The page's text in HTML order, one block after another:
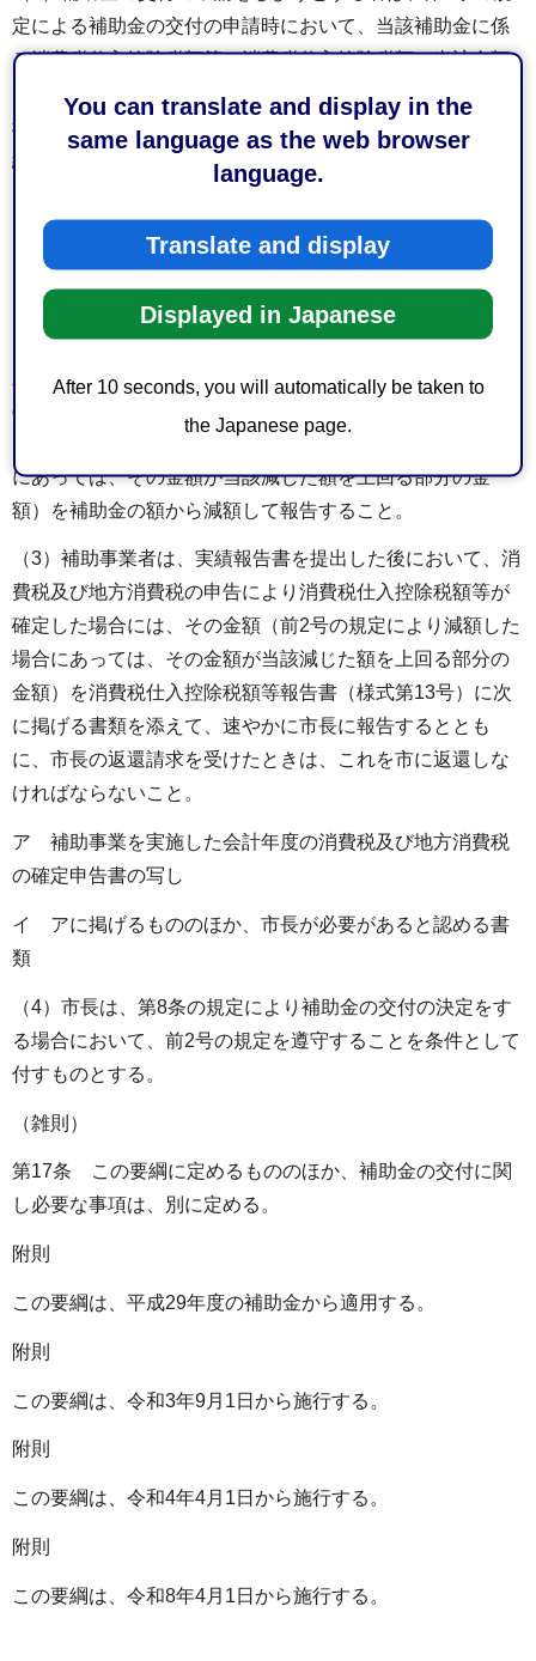
You can translate and display in the
same language as the web browser
language.
Translate and display
Displayed in Japanese
After 10 seconds, you will automatically be taken to
the Japanese page.
定による補助金の交付の申請時において、当該補助金に係
る消費税仕入控除税額等（消費税仕入控除税額と当該金額
に地方税法（昭和25年法律第226号）に規定する地方消費
税の税率を乗じて得た額の合計額に補助金の額を補助対象
経費で除して得た率を乗じて得た金額をいう。以下同
じ。）がある場合には、これを補助金所要額から減額して
申請すること。ただし、消費税仕入控除税額等が明らかで
ない場合は、この限りでない。
（2）補助事業者は、第12条の規定による実績報告書（以下
「実績報告書」という。）を提出するに当たり、消費税仕
入控除税額等が明らかになった場合には、その金額（前号
の規定により補助金の交付の申請時において、補助金に係
にあっては、その金額が当該減じた額を上回る部分の金
額）を補助金の額から減額して報告すること。
（3）補助事業者は、実績報告書を提出した後において、消
費税及び地方消費税の申告により消費税仕入控除税額等が
確定した場合には、その金額（前2号の規定により減額した
場合にあっては、その金額が当該減じた額を上回る部分の
金額）を消費税仕入控除税額等報告書（様式第13号）に次
に掲げる書類を添えて、速やかに市長に報告するととも
に、市長の返還請求を受けたときは、これを市に返還しな
ければならないこと。
ア 補助事業を実施した会計年度の消費税及び地方消費税
の確定申告書の写し
イ アに掲げるもののほか、市長が必要があると認める書
類
（4）市長は、第8条の規定により補助金の交付の決定をす
る場合において、前2号の規定を遵守することを条件として
付すものとする。
（雑則）
第17条 この要綱に定めるもののほか、補助金の交付に関
し必要な事項は、別に定める。
附則
この要綱は、平成29年度の補助金から適用する。
附則
この要綱は、令和3年9月1日から施行する。
附則
この要綱は、令和4年4月1日から施行する。
附則
この要綱は、令和8年4月1日から施行する。